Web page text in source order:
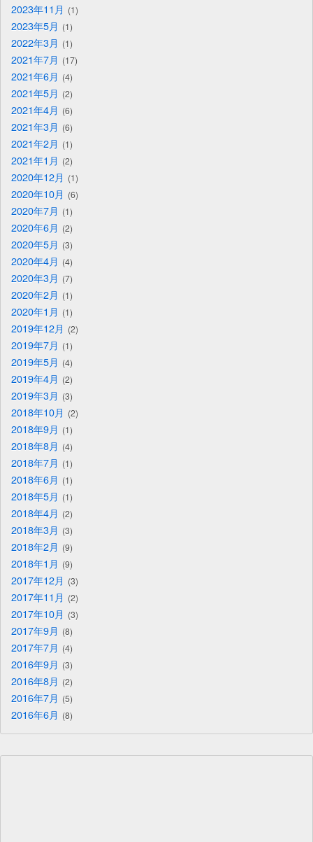
2023年11月 1
2023年5月 1
2022年3月 1
2021年7月 17
2021年6月 4
2021年5月 2
2021年4月 6
2021年3月 6
2021年2月 1
2021年1月 2
2020年12月 1
2020年10月 6
2020年7月 1
2020年6月 2
2020年5月 3
2020年4月 4
2020年3月 7
2020年2月 1
2020年1月 1
2019年12月 2
2019年7月 1
2019年5月 4
2019年4月 2
2019年3月 3
2018年10月 2
2018年9月 1
2018年8月 4
2018年7月 1
2018年6月 1
2018年5月 1
2018年4月 2
2018年3月 3
2018年2月 9
2018年1月 9
2017年12月 3
2017年11月 2
2017年10月 3
2017年9月 8
2017年7月 4
2016年9月 3
2016年8月 2
2016年7月 5
2016年6月 8